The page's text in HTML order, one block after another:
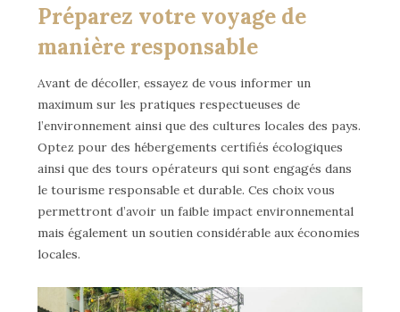
Préparez votre voyage de
manière responsable
Avant de décoller, essayez de vous informer un
maximum sur les pratiques respectueuses de
l’environnement ainsi que des cultures locales des pays.
Optez pour des hébergements certifiés écologiques
ainsi que des tours opérateurs qui sont engagés dans
le tourisme responsable et durable. Ces choix vous
permettront d’avoir un faible impact environnemental
mais également un soutien considérable aux économies
locales.